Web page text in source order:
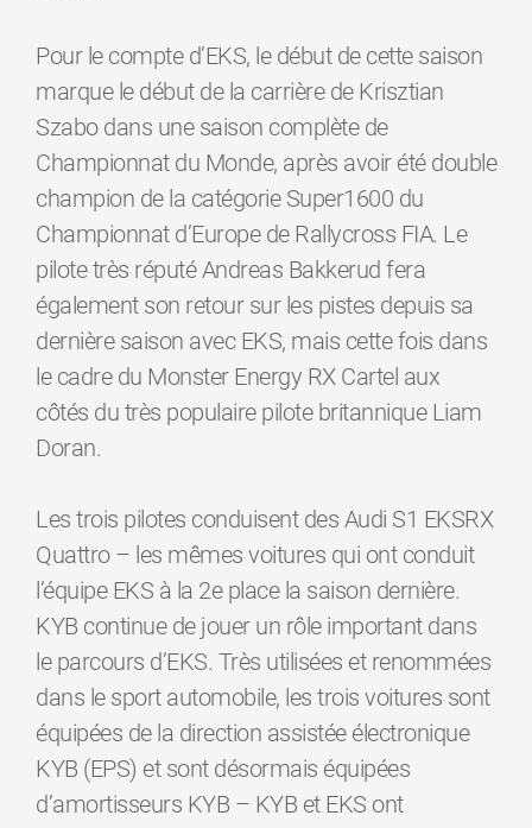
Pour le compte d’EKS, le début de cette saison
marque le début de la carrière de Krisztian
Szabo dans une saison complète de
Championnat du Monde, après avoir été double
champion de la catégorie Super1600 du
Championnat d’Europe de Rallycross FIA. Le
pilote très réputé Andreas Bakkerud fera
également son retour sur les pistes depuis sa
dernière saison avec EKS, mais cette fois dans
le cadre du Monster Energy RX Cartel aux
côtés du très populaire pilote britannique Liam
Doran.
Les trois pilotes conduisent des Audi S1 EKSRX
Quattro – les mêmes voitures qui ont conduit
l’équipe EKS à la 2e place la saison dernière.
KYB continue de jouer un rôle important dans
le parcours d’EKS. Très utilisées et renommées
dans le sport automobile, les trois voitures sont
équipées de la direction assistée électronique
KYB (EPS) et sont désormais équipées
d’amortisseurs KYB – KYB et EKS ont